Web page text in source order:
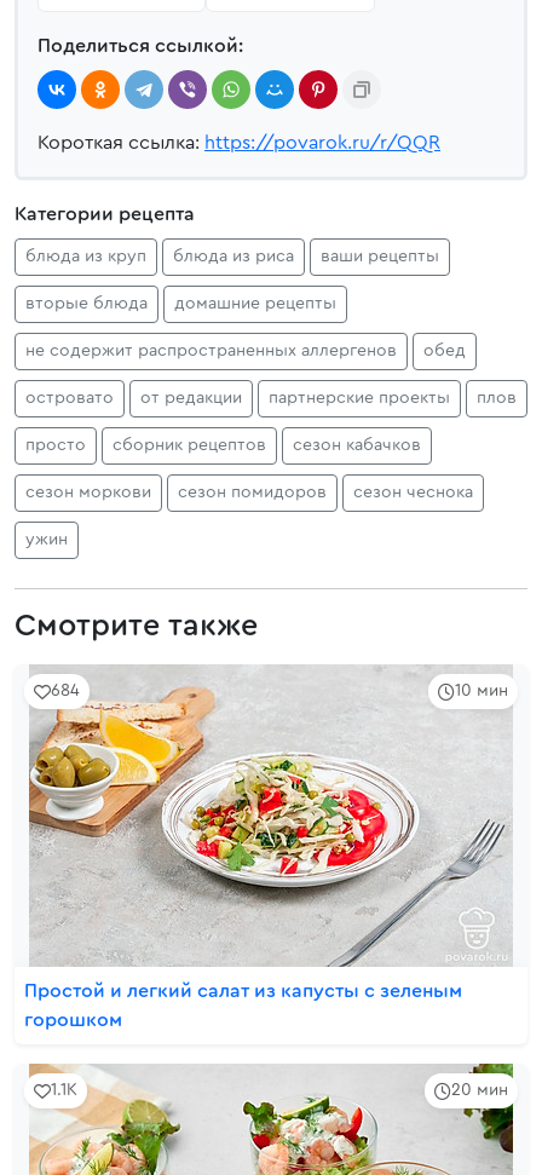
Поделиться ссылкой:
Короткая ссылка: https://povarok.ru/r/QQR
Категории рецепта
блюда из круп блюда из риса ваши рецепты
вторые блюда домашние рецепты
не содержит распространенных аллергенов обед
островато от редакции партнерские проекты плов
просто сборник рецептов сезон кабачков
сезон моркови сезон помидоров сезон чеснока
ужин
Смотрите также
10 мин
684
Простой и легкий салат из капусты с зеленым
горошком
20 мин
1.1K